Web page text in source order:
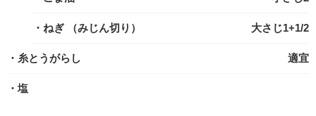
・ねぎ （みじん切り） 大さじ1+1/2
・糸とうがらし 適宜
・塩